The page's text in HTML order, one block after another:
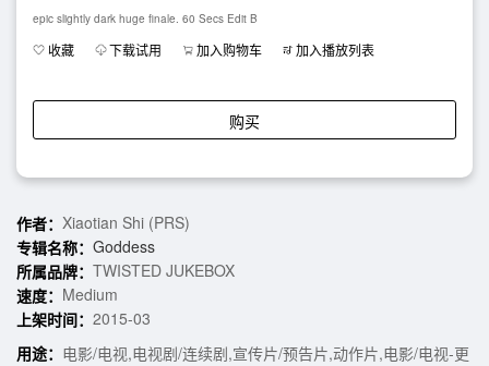
epic slightly dark huge finale. 60 Secs Edit B
收藏 下载试用 加入购物车 加入播放列表
购买
作者： Xiaotian Shi (PRS)
专辑名称： Goddess
所属品牌： TWISTED JUKEBOX
速度： Medium
上架时间： 2015-03
用途： 电影/电视,电视剧/连续剧,宣传片/预告片,动作片,电影/电视-更